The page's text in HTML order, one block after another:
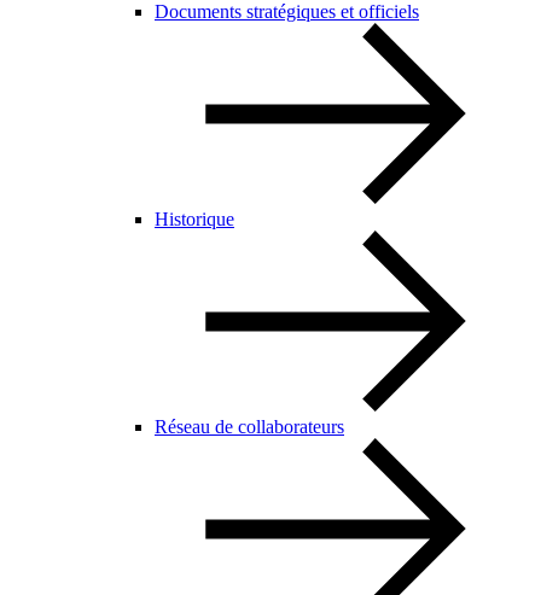
Documents stratégiques et officiels
Historique
Réseau de collaborateurs